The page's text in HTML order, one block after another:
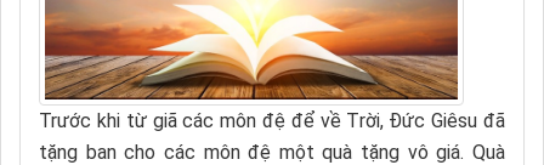
Trước khi từ giã các môn đệ để về Trời, Đức Giêsu đã
tặng ban cho các môn đệ một quà tặng vô giá. Quà